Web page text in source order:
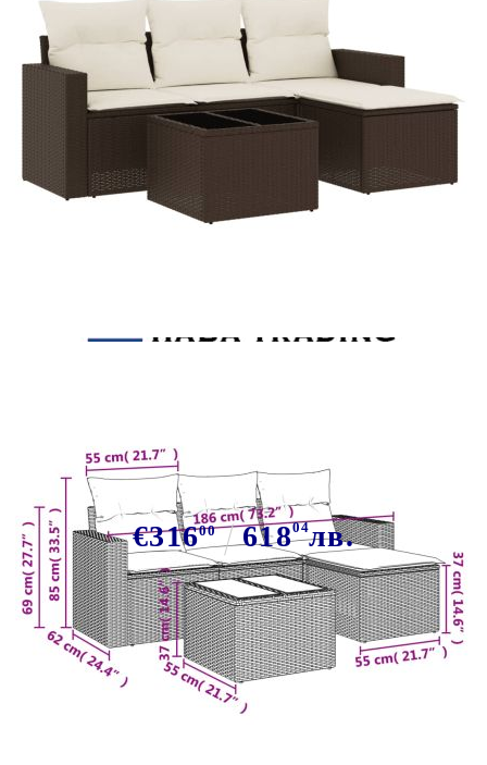
полиратан
€31600 61804лв.
В наличност: 161 бр.
Време за доставка: 5 до 9 дни